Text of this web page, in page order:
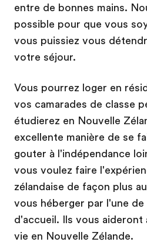
entre de bonnes mains.
possible pour que vous
vous puissiez vous
votre séjour.
Vous pourrez loger en
vos camarades de classe
étudierez en Nouvelle
excellente manière de se
gouter à l'indépendance
vous voulez faire
zélandaise de façon plus
vous héberger par l'une de
d'accueil. Ils vous aideront
vie en Nouvelle Zélande.